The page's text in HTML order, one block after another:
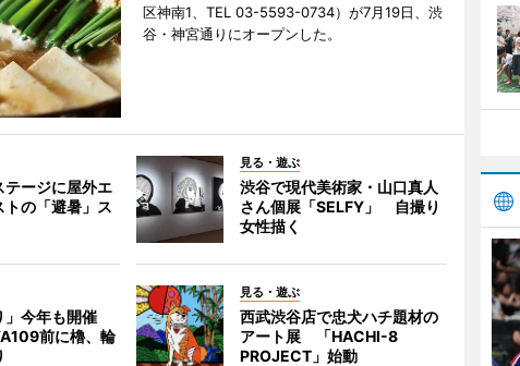
区神南1、TEL 03-5593-0734）が7月19日、渋
谷・神宮通りにオープンした。
テージに屋外エ
トの「避暑」ス
見る・遊ぶ
渋谷で現代美術家・山口真人
さん個展「SELFY」 自撮り
女性描く
」今年も開催
前に櫓、輪
見る・遊ぶ
西武渋谷店で忠犬ハチ題材の
アート展 「HACHI-8
PROJECT」始動